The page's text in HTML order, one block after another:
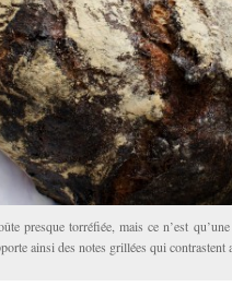
presque torréfiée, mais ce n’est
ainsi des notes grillées qui contrastent